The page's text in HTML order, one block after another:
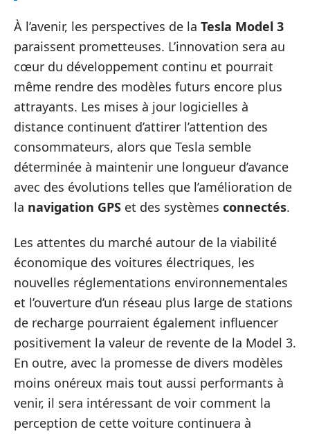
À l’avenir, les perspectives de la Tesla Model 3
paraissent prometteuses. L’innovation sera au
cœur du développement continu et pourrait
même rendre des modèles futurs encore plus
attrayants. Les mises à jour logicielles à
distance continuent d’attirer l’attention des
consommateurs, alors que Tesla semble
déterminée à maintenir une longueur d’avance
avec des évolutions telles que l’amélioration de
la navigation GPS et des systèmes connectés.
Les attentes du marché autour de la viabilité
économique des voitures électriques, les
nouvelles réglementations environnementales
et l’ouverture d’un réseau plus large de stations
de recharge pourraient également influencer
positivement la valeur de revente de la Model 3.
En outre, avec la promesse de divers modèles
moins onéreux mais tout aussi performants à
venir, il sera intéressant de voir comment la
perception de cette voiture continuera à